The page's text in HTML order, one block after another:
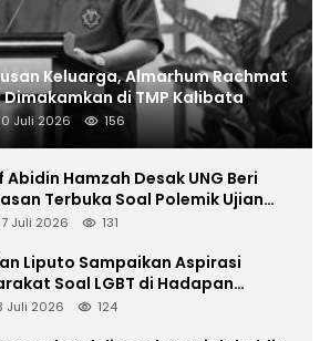
Keluarga, Almarhum Rachmat
Dimakamkan di TMP Kalibata
Juli 2026 156
Abidin Hamzah Desak UNG Beri
Terbuka Soal Polemik Ujian
Mahasiswi
Juli 2026 131
Liputo Sampaikan Aspirasi
Soal LGBT di Hadapan
Gusnar
Juli 2026 124